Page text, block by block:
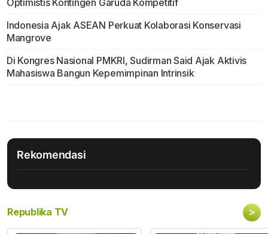
Optimistis Kontingen Garuda Kompetitif
Indonesia Ajak ASEAN Perkuat Kolaborasi Konservasi
Mangrove
Di Kongres Nasional PMKRI, Sudirman Said Ajak Aktivis
Mahasiswa Bangun Kepemimpinan Intrinsik
Rekomendasi
Republika TV >